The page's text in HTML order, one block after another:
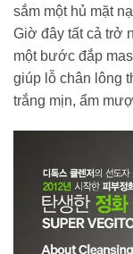
sắm một hủ mặt
Giờ đây tất cả trở
một bước đắp
giúp lỗ chân lông
trắng mịn, ẩm